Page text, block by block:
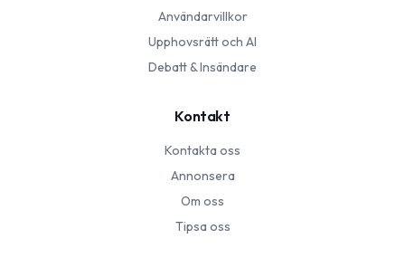
Användarvillkor
Upphovsrätt och AI
Debatt & Insändare
Kontakt
Kontakta oss
Annonsera
Om oss
Tipsa oss